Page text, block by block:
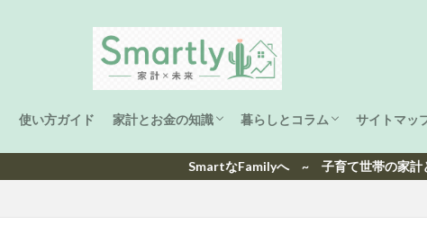
使い方ガイド 家計とお金の知識
家計管理
ライフプラン
資産形成
暮らしとコラム
子育て
海外生活と旅
洋楽ヒット曲ランキング
日本ヒット曲ランキング
サイトマッ
SmartなFamilyへ ~ 子育て世帯の家計と未来を、